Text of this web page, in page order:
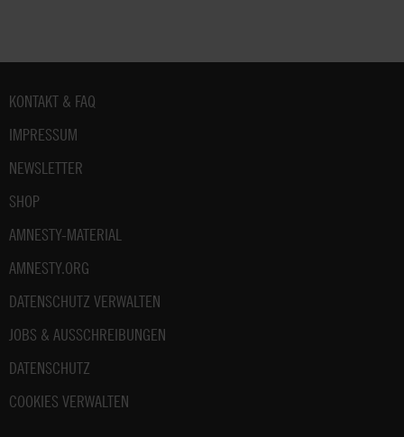
Fußbereich
KONTAKT & FAQ
IMPRESSUM
NEWSLETTER
SHOP
AMNESTY-MATERIAL
AMNESTY.ORG
DATENSCHUTZ VERWALTEN
JOBS & AUSSCHREIBUNGEN
DATENSCHUTZ
COOKIES VERWALTEN